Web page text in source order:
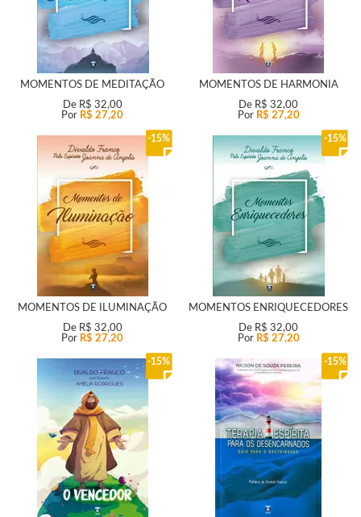
MOMENTOS DE MEDITAÇÃO
De R$ 32,00
Por R$ 27,20
MOMENTOS DE HARMONIA
De R$ 32,00
Por R$ 27,20
15%
MOMENTOS DE ILUMINAÇÃO
De R$ 32,00
Por R$ 27,20
15%
MOMENTOS ENRIQUECEDORES
De R$ 32,00
Por R$ 27,20
15% 15%